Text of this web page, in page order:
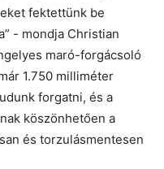
fektettünk be
- mondja Christian
maró-forgácsoló
1.750 milliméter
forgatni, és a
köszönhetően a
és torzulásmentesen